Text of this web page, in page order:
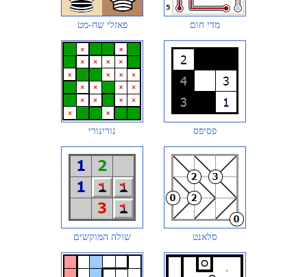
פאזלי שח-מט מדי חום
נורינורי פסיפס
שולה המוקשים סלאנט